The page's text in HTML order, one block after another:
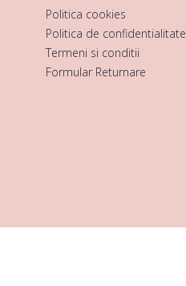
Politica cookies
Politica de confidentialitate
Termeni si conditii
Formular Returnare